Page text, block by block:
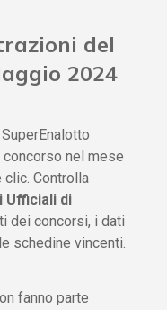
del
2024
nel mese
Controlla
Ufficiali di
dei concorsi, i dati
schedine vincenti.
fanno parte